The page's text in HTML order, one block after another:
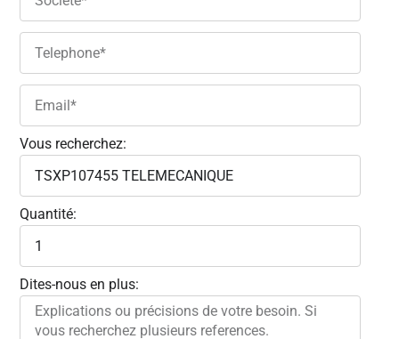
Vous recherchez:
Quantité:
Dites-nous en plus: